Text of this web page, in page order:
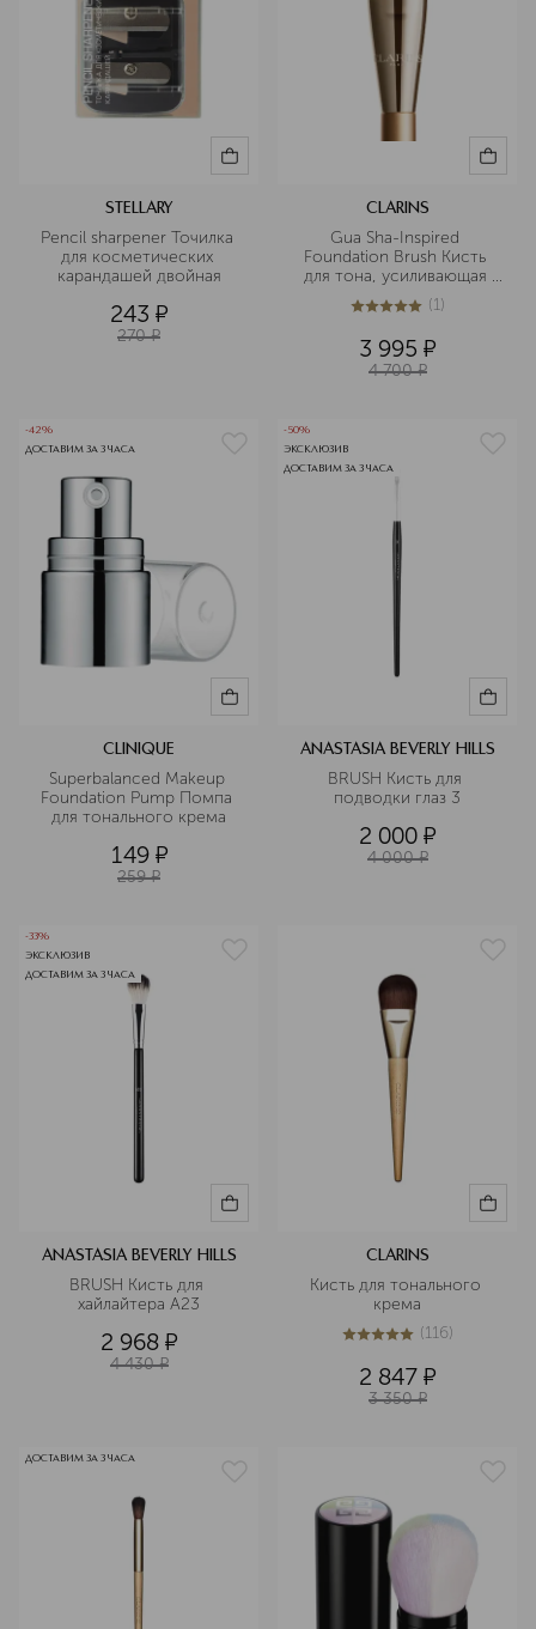
STELLARY
Pencil sharpener Точилка
для косметических
карандашей двойная
243 ¤
270 ¤
CLARINS
Gua Sha-Inspired
Foundation Brush Кисть
для тона, усиливающая
5из 51 (1)
3 995 ¤
4 700 ¤
-42%
ДОСТАВИМ ЗА 3 ЧАСА
CLINIQUE
Superbalanced Makeup
Foundation Pump Помпа
для тонального крема
149 ¤
259 ¤
-50%
ЭКСКЛЮЗИВ
ДОСТАВИМ ЗА 3 ЧАСА
ANASTASIA BEVERLY HILLS
BRUSH Кисть для
подводки глаз 3
2 000 ¤
4 000 ¤
-33%
ЭКСКЛЮЗИВ
ДОСТАВИМ ЗА 3 ЧАСА
ANASTASIA BEVERLY HILLS
BRUSH Кисть для
хайлайтера A23
2 968 ¤
4 430 ¤
CLARINS
Кисть для тонального
крема
5из 5116 (116)
2 847 ¤
3 350 ¤
ДОСТАВИМ ЗА 3 ЧАСА